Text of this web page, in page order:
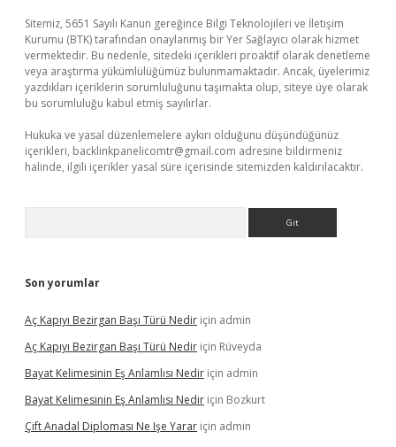
Sitemiz, 5651 Sayılı Kanun gereğince Bilgi Teknolojileri ve İletişim
Kurumu (BTK) tarafından onaylanmış bir Yer Sağlayıcı olarak hizmet
vermektedir. Bu nedenle, sitedeki içerikleri proaktif olarak denetleme
veya araştırma yükümlülüğümüz bulunmamaktadır. Ancak, üyelerimiz
yazdıkları içeriklerin sorumluluğunu taşımakta olup, siteye üye olarak
bu sorumluluğu kabul etmiş sayılırlar.
Hukuka ve yasal düzenlemelere aykırı olduğunu düşündüğünüz
içerikleri, backlinkpanelicomtr@gmail.com adresine bildirmeniz
halinde, ilgili içerikler yasal süre içerisinde sitemizden kaldırılacaktır.
Son yorumlar
Aç Kapıyı Bezirgan Başı Türü Nedir için admin
Aç Kapıyı Bezirgan Başı Türü Nedir için Rüveyda
Bayat Kelimesinin Eş Anlamlısı Nedir için admin
Bayat Kelimesinin Eş Anlamlısı Nedir için Bozkurt
Çift Anadal Diploması Ne Işe Yarar için admin